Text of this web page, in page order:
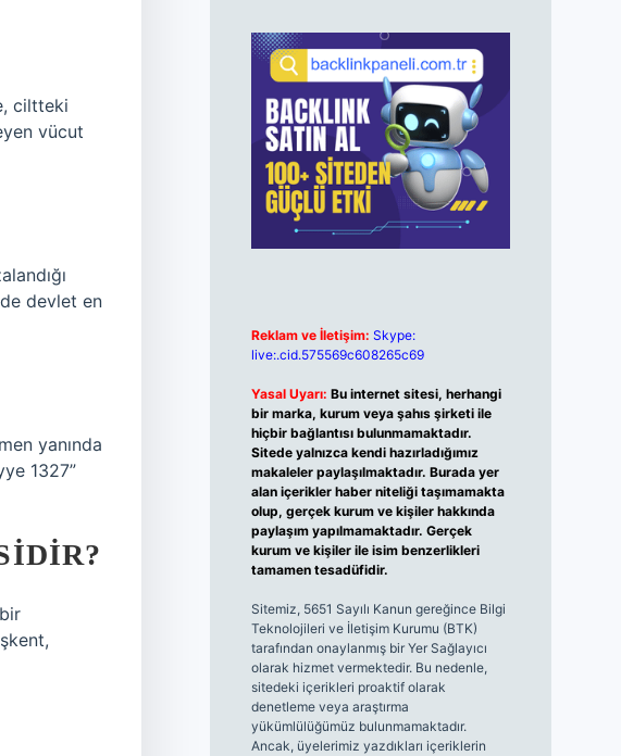
ciltteki
vücut
devlet en
yanında
1327”
Reklam ve İletişim: Skype:
live:.cid.575569c608265c69
Yasal Uyarı: Bu internet sitesi, herhangi
bir marka, kurum veya şahıs şirketi ile
hiçbir bağlantısı bulunmamaktadır.
Sitede yalnızca kendi hazırladığımız
makaleler paylaşılmaktadır. Burada yer
alan içerikler haber niteliği taşımamakta
olup, gerçek kurum ve kişiler hakkında
paylaşım yapılmamaktadır. Gerçek
kurum ve kişiler ile isim benzerlikleri
tamamen tesadüfidir.
Sitemiz, 5651 Sayılı Kanun gereğince Bilgi
Teknolojileri ve İletişim Kurumu (BTK)
tarafından onaylanmış bir Yer Sağlayıcı
olarak hizmet vermektedir. Bu nedenle,
sitedeki içerikleri proaktif olarak
denetleme veya araştırma
yükümlülüğümüz bulunmamaktadır.
Ancak, üyelerimiz yazdıkları içeriklerin